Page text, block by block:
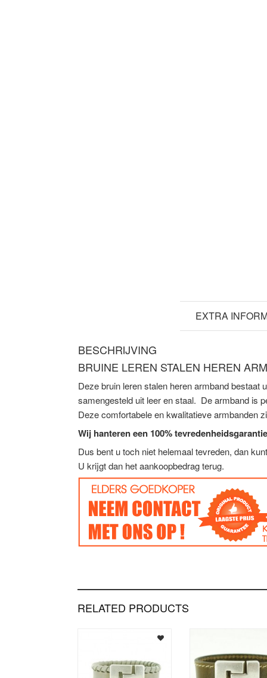
EXTRA
BESCHRIJVING
BRUINE LEREN STALEN HEREN
Deze bruin leren stalen heren armband bestaat
samengesteld uit leer en staal. De armband is
Deze comfortabele en kwalitatieve armbanden
Wij hanteren een 100%
Dus bent u toch niet helemaal tevreden, dan
U krijgt dan het aankoopbedrag terug.
RELATED PRODUCTS